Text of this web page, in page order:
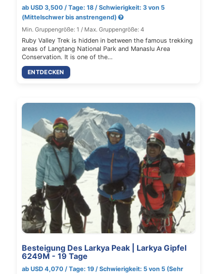
ab USD 3,500 / Tage: 18 / Schwierigkeit: 3 von 5
(Mittelschwer bis anstrengend)
Min. Gruppengröße: 1 / Max. Gruppengröße: 4
Ruby Valley Trek is hidden in between the famous trekking
areas of Langtang National Park and Manaslu Area
Conservation. It is one of the…
ENTDECKEN
Besteigung Des Larkya Peak | Larkya Gipfel
6249M - 19 Tage
ab USD 4,070 / Tage: 19 / Schwierigkeit: 5 von 5 (Sehr